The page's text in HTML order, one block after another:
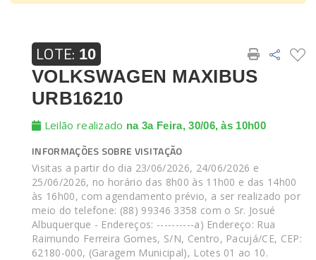
LOTE: 10
VOLKSWAGEN MAXIBUS
URB16210
Leilão realizado na 3a Feira, 30/06, às 10h00
INFORMAÇÕES SOBRE VISITAÇÃO
Visitas a partir do dia 23/06/2026, 24/06/2026 e
25/06/2026, no horário das 8h00 às 11h00 e das 14h00
às 16h00, com agendamento prévio, a ser realizado por
meio do telefone: (88) 99346 3358 com o Sr. Josué
Albuquerque - Endereços: ----------a) Endereço: Rua
Raimundo Ferreira Gomes, S/N, Centro, Pacujá/CE, CEP:
62180-000, (Garagem Municipal), Lotes 01 ao 10.